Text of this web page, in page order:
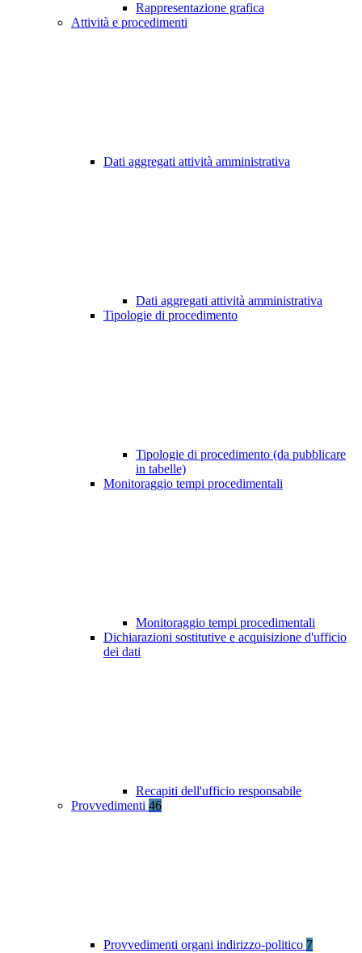
Rappresentazione grafica
Attività e procedimenti
Dati aggregati attività amministrativa
Dati aggregati attività amministrativa
Tipologie di procedimento
Tipologie di procedimento (da pubblicare
in tabelle)
Monitoraggio tempi procedimentali
Monitoraggio tempi procedimentali
Dichiarazioni sostitutive e acquisizione d'ufficio
dei dati
Recapiti dell'ufficio responsabile
Provvedimenti 46
Provvedimenti organi indirizzo-politico 7